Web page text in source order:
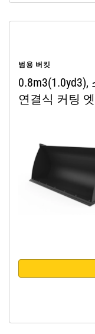
범용 버킷
연결식 커팅